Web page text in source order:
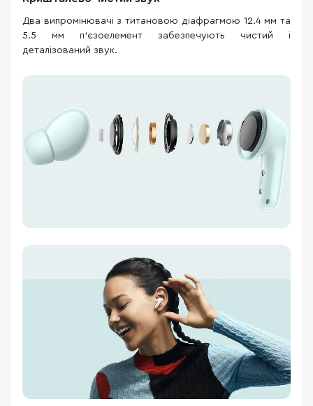
Два випромінювачі з титановою діафрагмою 12.4 мм та
5.5 мм п'єзоелемент забезпечують чистий і
деталізований звук.